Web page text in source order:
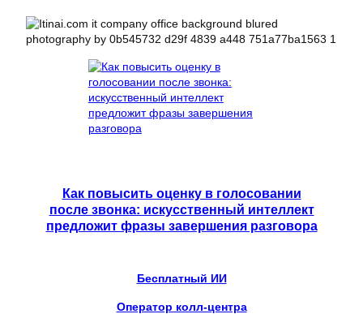
Как повысить оценку в голосовании
после звонка: искусственный интеллект
предложит фразы завершения разговора
Бесплатный ИИ
Оператор колл-центра